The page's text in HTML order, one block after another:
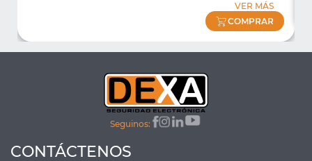
VER MÁS
COMPRAR
Seguinos:
CONTÁCTENOS